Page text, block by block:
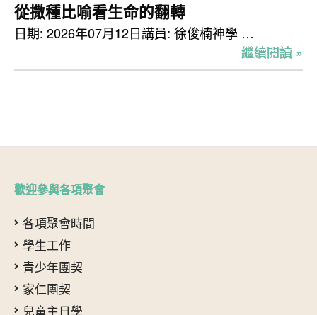
從撒種比喻看生命的翻轉
日期: 2026年07月12日講員: 徐俊楠神學 …
繼續閱讀 »
歡迎參與各項聚會
各項聚會時間
學生工作
青少年團契
家仁團契
兒童主日學